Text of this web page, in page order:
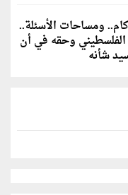
ومساحات الأسئلة..
وحقه في أن
شأنه